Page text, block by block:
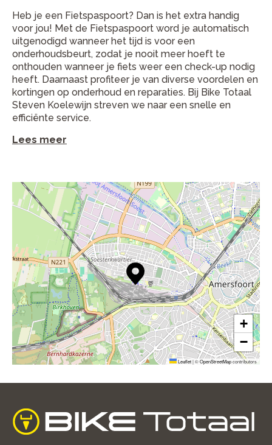
Heb je een Fietspaspoort? Dan is het extra handig
voor jou! Met de Fietspaspoort word je automatisch
uitgenodigd wanneer het tijd is voor een
onderhoudsbeurt, zodat je nooit meer hoeft te
onthouden wanneer je fiets weer een check-up nodig
heeft. Daarnaast profiteer je van diverse voordelen en
kortingen op onderhoud en reparaties. Bij Bike Totaal
Steven Koelewijn streven we naar een snelle en
efficiënte service.
Lees meer
+
−
Leaflet|©OpenStreetMapcontributors
home